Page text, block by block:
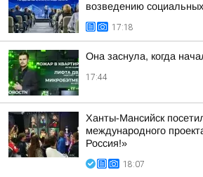
возведению
17:18
Она заснула, когда
17:44
Ханты-Мансийск
международного
Россия!»
18:07